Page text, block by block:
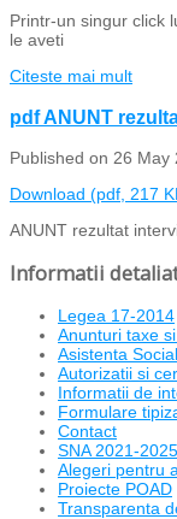
Printr-un singur click
le aveti
Citeste mai mult
pdfANUNT
Published on 26 May
Download (pdf, 217
ANUNT rezultat
Informatii
Legea 17-2014
Anunturi taxe
Asistenta
Autorizatii si
Informatii de
Formulare
Contact
SNA 2021-2025
Alegeri pentru
Proiecte POAD
Transparenta